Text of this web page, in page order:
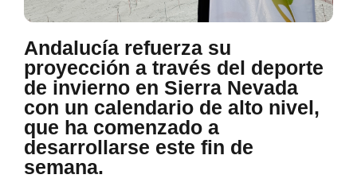
Andalucía refuerza su
proyección a través del deporte
de invierno en Sierra Nevada
con un calendario de alto nivel,
que ha comenzado a
desarrollarse este fin de
semana.